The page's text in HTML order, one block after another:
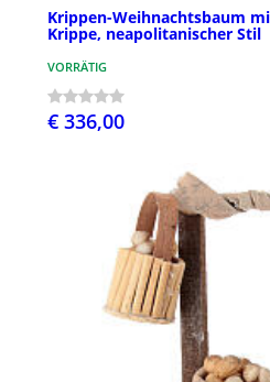
Krippen-Weihnachtsbaum
Krippe, neapolitanischer Stil
VORRÄTIG
€ 336,00